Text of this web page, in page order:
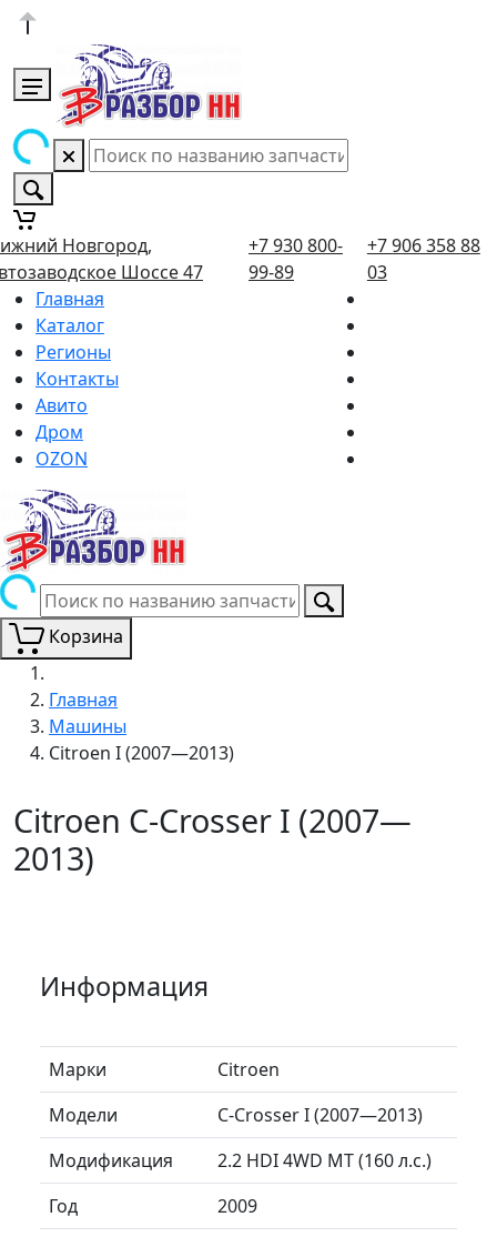
Новгород,
Шоссе 47
+7 930 800-
99-89
+7 906 358 88
03
Главная
Каталог
Регионы
Контакты
Авито
Дром
OZON
Корзина
Главная
Машины
Citroen I (2007—2013)
Citroen C-Crosser I (2007—
2013)
Информация
Марки
Citroen
Модели
C-Crosser I (2007—2013)
Модификация
2.2 HDI 4WD MT (160 л.с.)
Год
2009